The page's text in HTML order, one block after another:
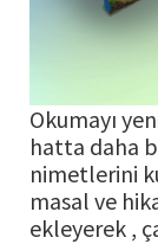
Okumayı
hatta daha
nimetlerini
masal ve
ekleyerek ,